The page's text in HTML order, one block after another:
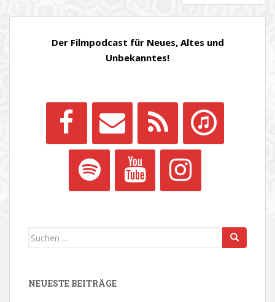
BEITRÄGE
Der Filmpodcast für Neues, Altes und
Unbekanntes!
Suchen
NEUESTE BEITRÄGE